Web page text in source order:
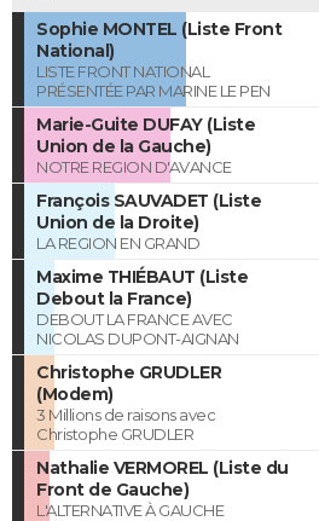
Sophie MONTEL (Liste Front
National)
LISTE FRONT NATIONAL
PRÉSENTÉE PAR MARINE LE PEN
Marie-Guite DUFAY (Liste
Union de la Gauche)
NOTRE REGION D'AVANCE
François SAUVADET (Liste
Union de la Droite)
LA REGION EN GRAND
Maxime THIÉBAUT (Liste
Debout la France)
DEBOUT LA FRANCE AVEC
NICOLAS DUPONT-AIGNAN
Christophe GRUDLER
(Modem)
3 Millions de raisons avec
Christophe GRUDLER
Nathalie VERMOREL (Liste du
Front de Gauche)
L'ALTERNATIVE À GAUCHE